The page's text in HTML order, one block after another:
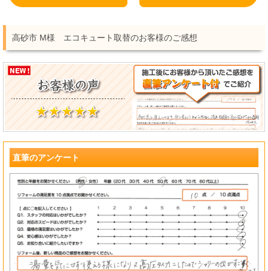
高砂市 M様 エコキュート取替のお客様のご感想
直筆のアンケート